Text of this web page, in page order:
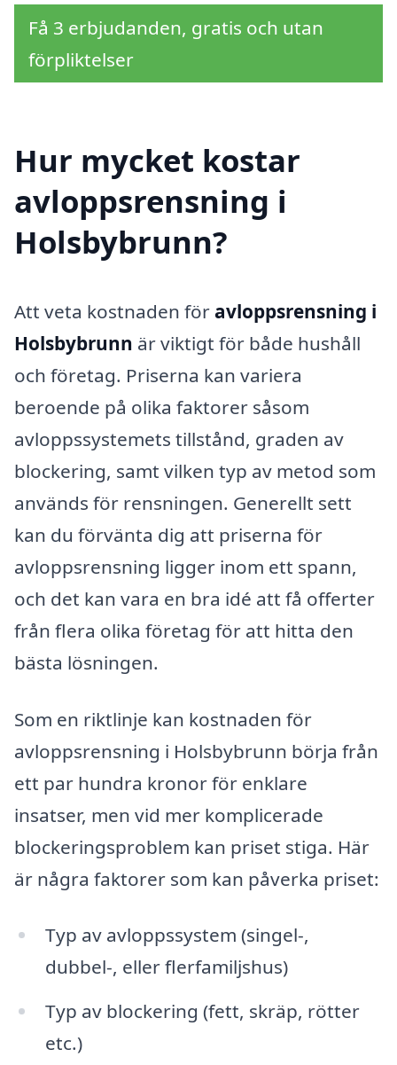
Få 3 erbjudanden, gratis och utan
förpliktelser
Hur mycket kostar
avloppsrensning i
Holsbybrunn?
Att veta kostnaden för avloppsrensning i
Holsbybrunn är viktigt för både hushåll
och företag. Priserna kan variera
beroende på olika faktorer såsom
avloppssystemets tillstånd, graden av
blockering, samt vilken typ av metod som
används för rensningen. Generellt sett
kan du förvänta dig att priserna för
avloppsrensning ligger inom ett spann,
och det kan vara en bra idé att få offerter
från flera olika företag för att hitta den
bästa lösningen.
Som en riktlinje kan kostnaden för
avloppsrensning i Holsbybrunn börja från
ett par hundra kronor för enklare
insatser, men vid mer komplicerade
blockeringsproblem kan priset stiga. Här
är några faktorer som kan påverka priset:
Typ av avloppssystem (singel-,
dubbel-, eller flerfamiljshus)
Typ av blockering (fett, skräp, rötter
etc.)